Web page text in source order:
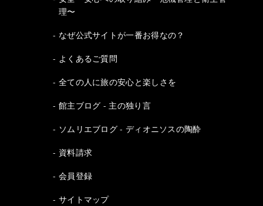
理〜
なぜ公式サイトが一番お得なの？
よくあるご質問
全ての人に旅の安心と楽しさを
館主ブログ - 主の独り言
ソムリエブログ - ディオニソスの陶酔
資料請求
会員登録
サイトマップ